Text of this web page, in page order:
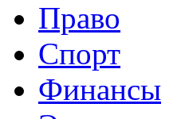
Право
Спорт
Финансы